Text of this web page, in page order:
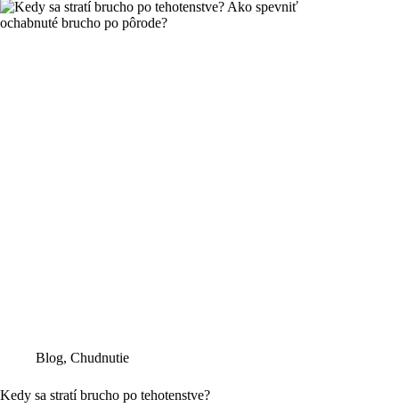
Blog, Chudnutie
Kedy sa stratí brucho po tehotenstve?